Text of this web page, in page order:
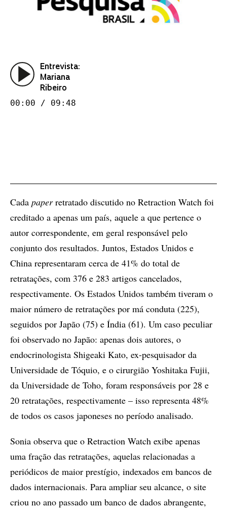
Entrevista:
Mariana
Ribeiro
00:00 / 09:48
Cada paperretratado discutido no Retraction Watch foi
creditado a apenas um país, aquele a que pertence o
autor correspondente, em geral responsável pelo
conjunto dos resultados. Juntos, Estados Unidos e
China representaram cerca de 41% do total de
retratações, com 376 e 283 artigos cancelados,
respectivamente. Os Estados Unidos também tiveram o
maior número de retratações por má conduta (225),
seguidos por Japão (75) e Índia (61). Um caso peculiar
foi observado no Japão: apenas dois autores, o
endocrinologista Shigeaki Kato, ex-pesquisador da
Universidade de Tóquio, e o cirurgião Yoshitaka Fujii,
da Universidade de Toho, foram responsáveis por 28 e
20 retratações, respectivamente – isso representa 48%
de todos os casos japoneses no período analisado.
Sonia observa que o Retraction Watch exibe apenas
uma fração das retratações, aquelas relacionadas a
periódicos de maior prestígio, indexados em bancos de
dados internacionais. Para ampliar seu alcance, o site
criou no ano passado um banco de dados abrangente,